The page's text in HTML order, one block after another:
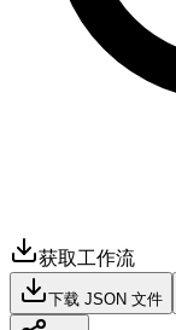
获取工作流
下载 JSON 文件